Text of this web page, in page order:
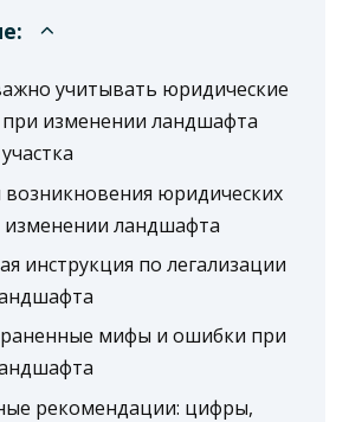
учитывать юридические
при изменении ландшафта
юридических
ландшафта
инструкция по легализации
мифы и ошибки при
рекомендации: цифры,